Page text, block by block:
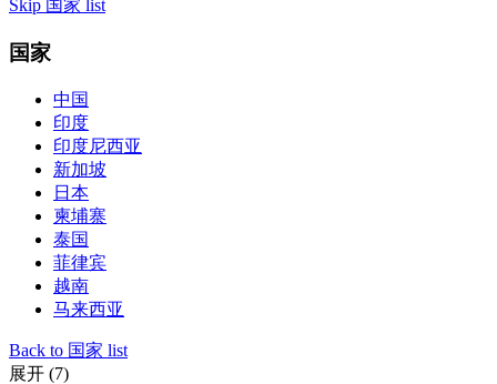
Skip 国家 list
国家
中国
印度
印度尼西亚
新加坡
日本
柬埔寨
泰国
菲律宾
越南
马来西亚
Back to 国家 list
展开 (7)